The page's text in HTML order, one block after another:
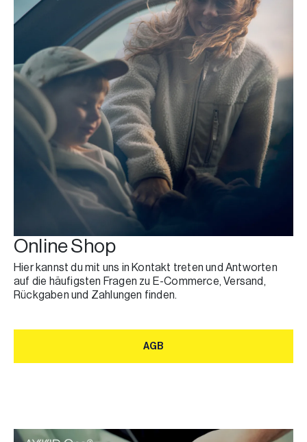
Online Shop
Hier kannst du mit uns in Kontakt treten und Antworten
auf die häufigsten Fragen zu E-Commerce, Versand,
Rückgaben und Zahlungen finden.
AGB